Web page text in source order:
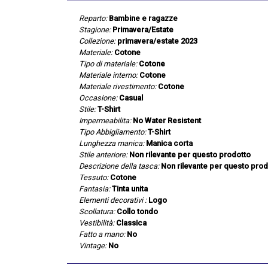
Reparto: Bambine e ragazze
Stagione: Primavera/Estate
Collezione: primavera/estate 2023
Materiale: Cotone
Tipo di materiale: Cotone
Materiale interno: Cotone
Materiale rivestimento: Cotone
Occasione: Casual
Stile: T-Shirt
Impermeabilita: No Water Resistent
Tipo Abbigliamento: T-Shirt
Lunghezza manica: Manica corta
Stile anteriore: Non rilevante per questo prodotto
Descrizione della tasca: Non rilevante per questo
Tessuto: Cotone
Fantasia: Tinta unita
Elementi decorativi : Logo
Scollatura: Collo tondo
Vestibilità: Classica
Fatto a mano: No
Vintage: No